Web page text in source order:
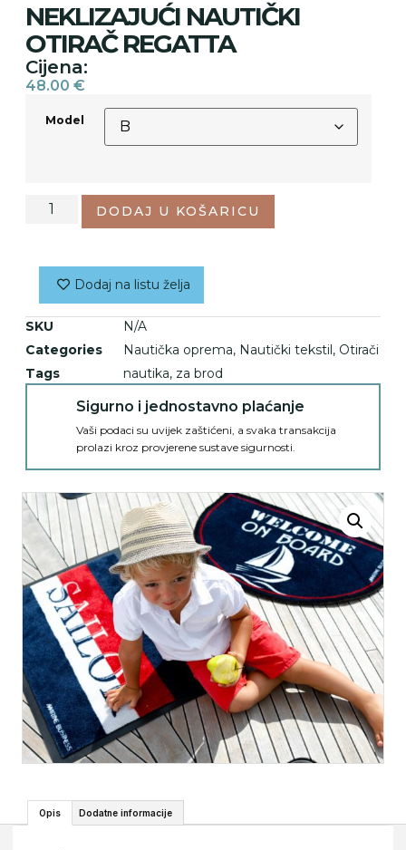
NEKLIZAJUĆI NAUTIČKI
OTIRAČ REGATTA
Cijena:
48.00 €
Model
DODAJ U KOŠARICU
Dodaj na listu želja
SKU
N/A
Categories
Nautička oprema, Nautički tekstil, Otirači
Tags
nautika, za brod
Sigurno i jednostavno plaćanje
Vaši podaci su uvijek zaštićeni, a svaka transakcija
prolazi kroz provjerene sustave sigurnosti.
Opis Dodatne informacije